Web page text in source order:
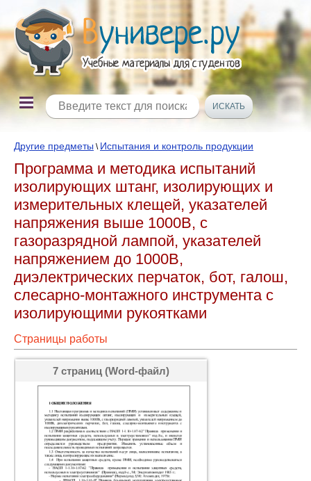
Другие предметы \ Испытания и контроль продукции
Программа и методика испытаний
изолирующих штанг, изолирующих и
измерительных клещей, указателей
напряжения выше 1000В, с
газоразрядной лампой, указателей
напряжением до 1000В,
диэлектрических перчаток, бот, галош,
слесарно-монтажного инструмента с
изолирующими рукоятками
Страницы работы
7 страниц (Word-файл)